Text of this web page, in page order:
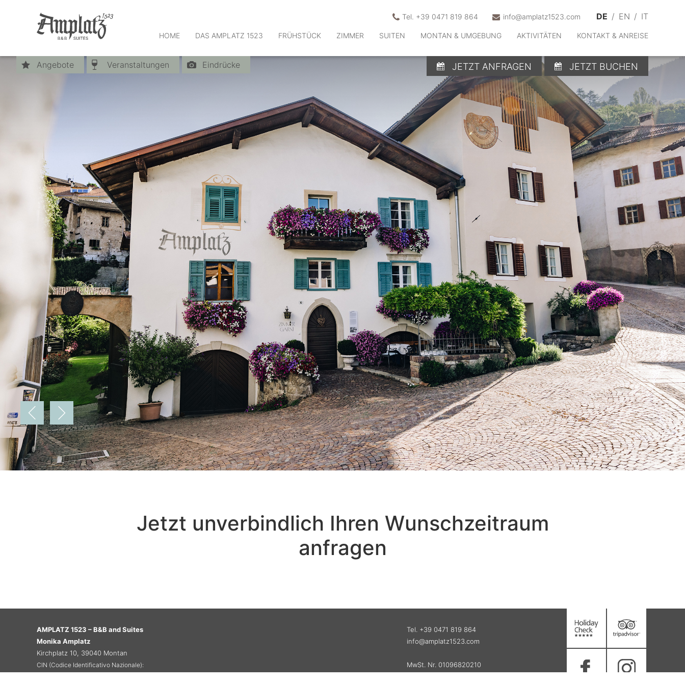
Tel. +39 0471 819 864 info@amplatz1523.com DE / EN / IT
HOME DAS AMPLATZ 1523 FRÜHSTÜCK ZIMMER SUITEN MONTAN & UMGEBUNG AKTIVITÄTEN KONTAKT & ANREISE
Angebote Veranstaltungen Eindrücke JETZT ANFRAGEN JETZT BUCHEN
Jetzt unverbindlich Ihren Wunschzeitraum
anfragen
AMPLATZ 1523 – B&B and Suites
Monika Amplatz
Kirchplatz 10, 39040 Montan
CIN (Codice Identificativo Nazionale):
Tel. +39 0471 819 864
info@amplatz1523.com
MwSt. Nr. 01096820210